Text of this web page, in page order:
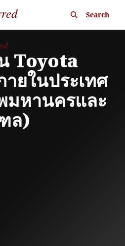
Search
Toyota
ยในประเทศ
มหานครและ
ล)